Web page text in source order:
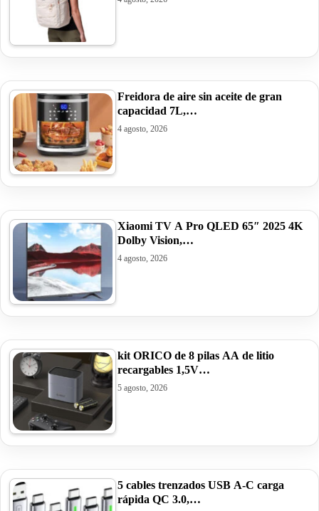
Freidora de aire sin aceite de gran
capacidad 7L,…
4 agosto, 2026
Xiaomi TV A Pro QLED 65″ 2025 4K
Dolby Vision,…
4 agosto, 2026
kit ORICO de 8 pilas AA de litio
recargables 1,5V…
5 agosto, 2026
5 cables trenzados USB A-C carga
rápida QC 3.0,…